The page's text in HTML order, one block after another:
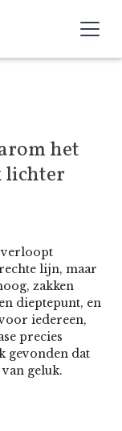
het
lichter
verloopt
lijn, maar
zakken
dieptepunt, en
iedereen,
precies
gevonden dat
geluk.